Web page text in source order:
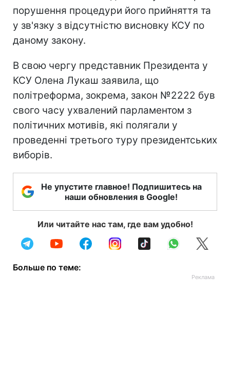
порушення процедури його прийняття та
у зв'язку з відсутністю висновку КСУ по
даному закону.
В свою чергу представник Президента у
КСУ Олена Лукаш заявила, що
політреформа, зокрема, закон №2222 був
свого часу ухвалений парламентом з
політичних мотивів, які полягали у
проведенні третього туру президентських
виборів.
Не упустите главное! Подпишитесь на
наши обновления в Google!
Или читайте нас там, где вам удобно!
Больше по теме: